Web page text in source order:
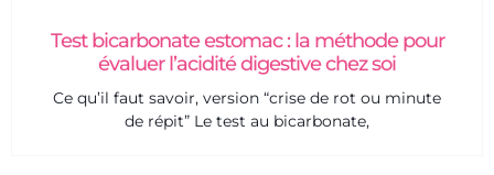
Test bicarbonate estomac : la méthode pour
évaluer l’acidité digestive chez soi
Ce qu’il faut savoir, version “crise de rot ou minute
de répit” Le test au bicarbonate,